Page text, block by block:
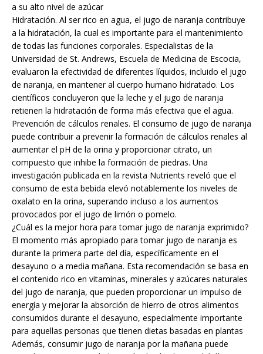
a su alto nivel de azúcar
Hidratación. Al ser rico en agua, el jugo de naranja contribuye
a la hidratación, la cual es importante para el mantenimiento
de todas las funciones corporales. Especialistas de la
Universidad de St. Andrews, Escuela de Medicina de Escocia,
evaluaron la efectividad de diferentes líquidos, incluido el jugo
de naranja, en mantener al cuerpo humano hidratado. Los
científicos concluyeron que la leche y el jugo de naranja
retienen la hidratación de forma más efectiva que el agua.
Prevención de cálculos renales. El consumo de jugo de naranja
puede contribuir a prevenir la formación de cálculos renales al
aumentar el pH de la orina y proporcionar citrato, un
compuesto que inhibe la formación de piedras. Una
investigación publicada en la revista Nutrients reveló que el
consumo de esta bebida elevó notablemente los niveles de
oxalato en la orina, superando incluso a los aumentos
provocados por el jugo de limón o pomelo.
¿Cuál es la mejor hora para tomar jugo de naranja exprimido?
El momento más apropiado para tomar jugo de naranja es
durante la primera parte del día, específicamente en el
desayuno o a media mañana. Esta recomendación se basa en
el contenido rico en vitaminas, minerales y azúcares naturales
del jugo de naranja, que pueden proporcionar un impulso de
energía y mejorar la absorción de hierro de otros alimentos
consumidos durante el desayuno, especialmente importante
para aquellas personas que tienen dietas basadas en plantas
Además, consumir jugo de naranja por la mañana puede